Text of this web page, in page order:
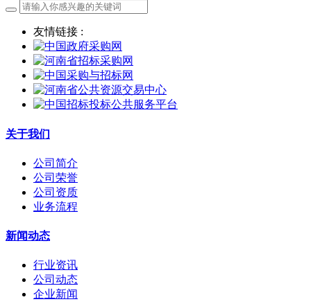
友情链接 :
关于我们
公司简介
公司荣誉
公司资质
业务流程
新闻动态
行业资讯
公司动态
企业新闻